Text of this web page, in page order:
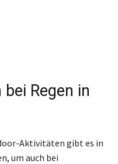
Regen in
Aktivitäten gibt es in
um auch bei